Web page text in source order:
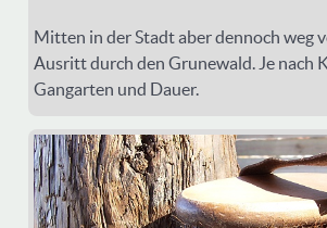
Mitten in der Stadt aber dennoch weg
Ausritt durch den Grunewald. Je nach
Gangarten und Dauer.